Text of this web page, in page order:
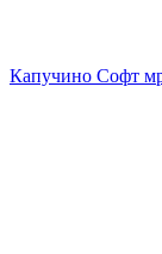
Капучино Софт